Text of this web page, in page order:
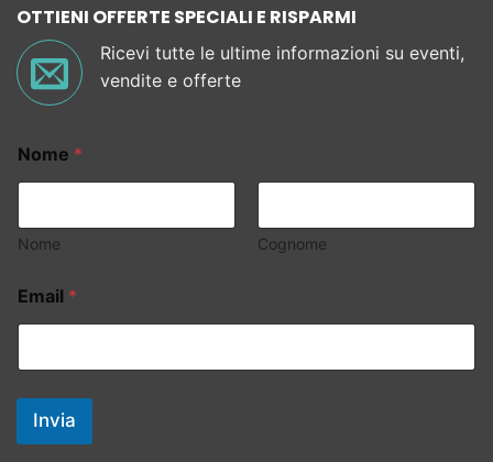
OTTIENI OFFERTE SPECIALI E RISPARMI
Ricevi tutte le ultime informazioni su eventi,
vendite e offerte
Nome *
Nome Cognome
Email *
Invia